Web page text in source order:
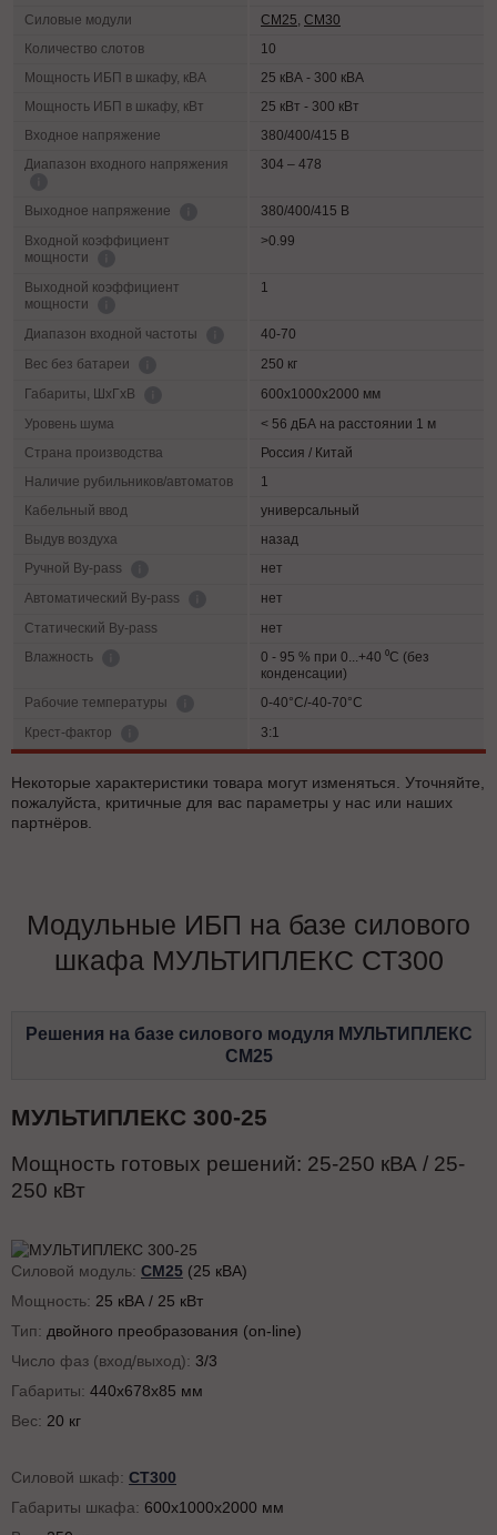
Силовые модули
СМ25, СМ30
Количество слотов
10
Мощность ИБП в шкафу, кВА
25 кВА - 300 кВА
Мощность ИБП в шкафу, кВт
25 кВт - 300 кВт
Входное напряжение
380/400/415 В
Диапазон входного напряжения
304 – 478
Выходное напряжение
380/400/415 В
Входной коэффициент
мощности
>0.99
Выходной коэффициент
мощности
1
Диапазон входной частоты
40-70
Вес без батареи
250 кг
Габариты, ШхГхВ
600х1000х2000 мм
Уровень шума
< 56 дБА на расстоянии 1 м
Страна производства
Россия / Китай
Наличие рубильников/автоматов
1
Кабельный ввод
универсальный
Выдув воздуха
назад
Ручной By-pass
нет
Автоматический By-pass
нет
Статический By-pass
нет
Влажность
0 - 95 % при 0...+40 ⁰С (без
конденсации)
Рабочие температуры
0-40°C/-40-70°C
Крест-фактор
3:1
Некоторые характеристики товара могут изменяться. Уточняйте,
пожалуйста, критичные для вас параметры у нас или наших
партнёров.
Модульные ИБП на базе силового
шкафа МУЛЬТИПЛЕКС СТ300
Решения на базе силового модуля МУЛЬТИПЛЕКС
СМ25
МУЛЬТИПЛЕКС 300-25
Мощность готовых решений: 25-250 кВА / 25-
250 кВт
Силовой модуль: СМ25 (25 кВА)
Мощность: 25 кВА / 25 кВт
Тип: двойного преобразования (on-line)
Число фаз (вход/выход): 3/3
Габариты: 440x678x85 мм
Вес: 20 кг
Силовой шкаф: СТ300
Габариты шкафа: 600х1000х2000 мм